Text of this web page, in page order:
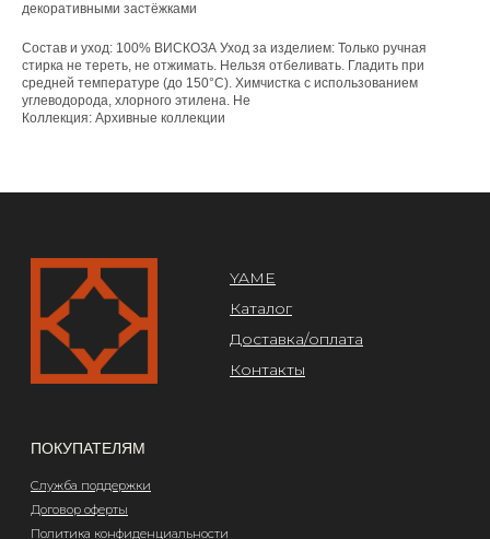
декоративными застёжками
Состав и уход: 100% ВИСКОЗА Уход за изделием: Только ручная
стирка не тереть, не отжимать. Нельзя отбеливать. Гладить при
средней температуре (до 150°C). Химчистка с использованием
углеводорода, хлорного этилена. Не
Коллекция: Архивные коллекции
ОРГАНИЗАЦИЯ
ООО «САРТОРИЯ»
Служба поддержки
Политика конфиденциальности
Design by @abakumik